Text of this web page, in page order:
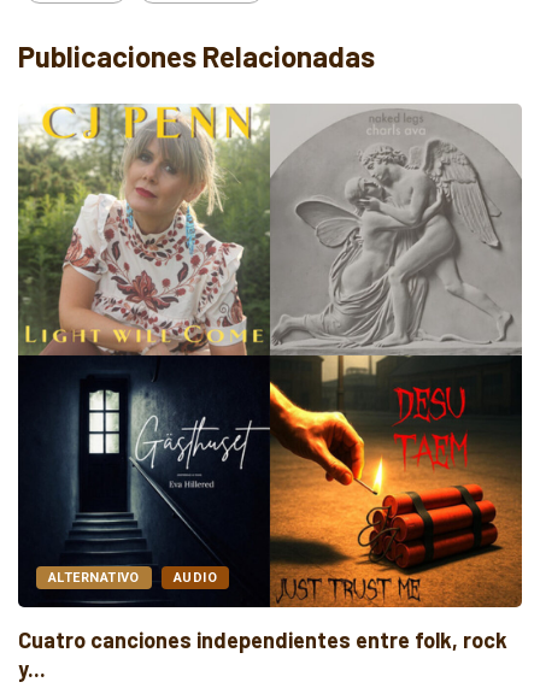
Publicaciones Relacionadas
ALTERNATIVO AUDIO
Cuatro canciones independientes entre folk, rock
y...